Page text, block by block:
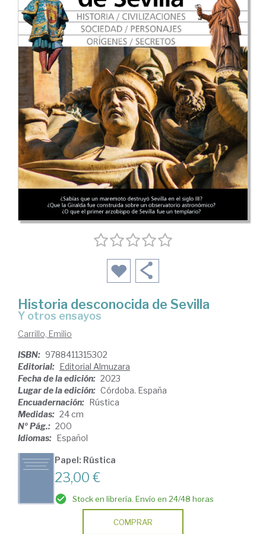
Historia desconocida de Sevilla
y otros ensayos
Carrillo, Emilio
ISBN: 9788411315302
Editorial: Editorial Almuzara
Fecha de la edición: 2023
Lugar de la edición: Córdoba. España
Encuadernación: Rústica
Medidas: 24 cm
Nº Pág.: 200
Idiomas: Español
Papel: Rústica
23,00 €
Stock en librería. Envío en 24/48 horas
COMPRAR